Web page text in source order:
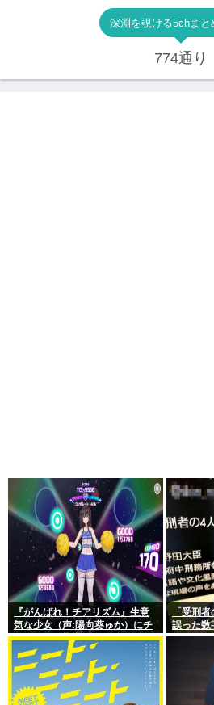
深淵を覗ける5chまと
774通り
『がんばれ！チアリズム』生意
気な少女（声:陽向葵ゅか）にチ
アダンスを指導する”全年齢向
け”フィットネスリズムアクショ
ン。
「受刑
誤った数
に… “国
務所の